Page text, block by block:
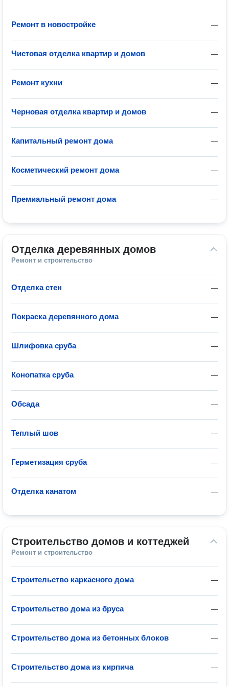
—
Ремонт в новостройке
—
Чистовая отделка квартир и домов
—
Ремонт кухни
—
Черновая отделка квартир и домов
—
Капитальный ремонт дома
—
Косметический ремонт дома
—
Премиальный ремонт дома
Отделка деревянных домов
Ремонт и строительство
—
Отделка стен
—
Покраска деревянного дома
—
Шлифовка сруба
—
Конопатка сруба
—
Обсада
—
Теплый шов
—
Герметизация сруба
—
Отделка канатом
Строительство домов и коттеджей
Ремонт и строительство
—
Строительство каркасного дома
—
Строительство дома из бруса
—
Строительство дома из бетонных блоков
—
Строительство дома из кирпича